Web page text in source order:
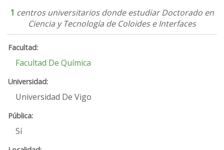
1 centros universitarios donde estudiar Doctorado en
Ciencia y Tecnología de Coloides e Interfaces
Facultad De Química
Universidad De Vigo
Sí